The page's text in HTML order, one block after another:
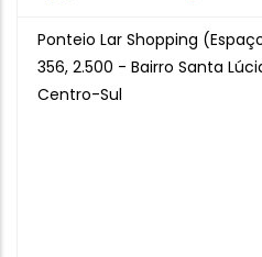
Ponteio Lar Shopping
356, 2.500 - Bairro Santa
Centro-Sul